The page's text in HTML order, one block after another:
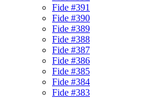
Fide #391
Fide #390
Fide #389
Fide #388
Fide #387
Fide #386
Fide #385
Fide #384
Fide #383